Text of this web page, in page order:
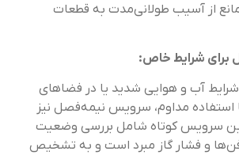
از آسیب طولانی‌مدت به قطعات
شرایط خاص:
شرایط آب و هوایی شدید یا در فضاهای
استفاده مداوم، سرویس نیمه‌فصل نیز
سرویس کوتاه شامل بررسی وضعیت
فن‌ها و فشار گاز مبرد است و به تشخیص